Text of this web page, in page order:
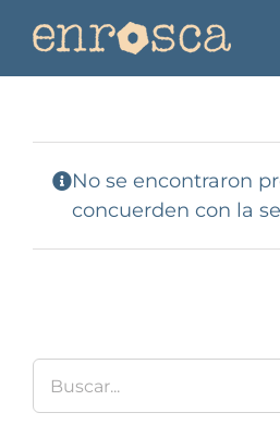
No se encontraron
concuerden con la